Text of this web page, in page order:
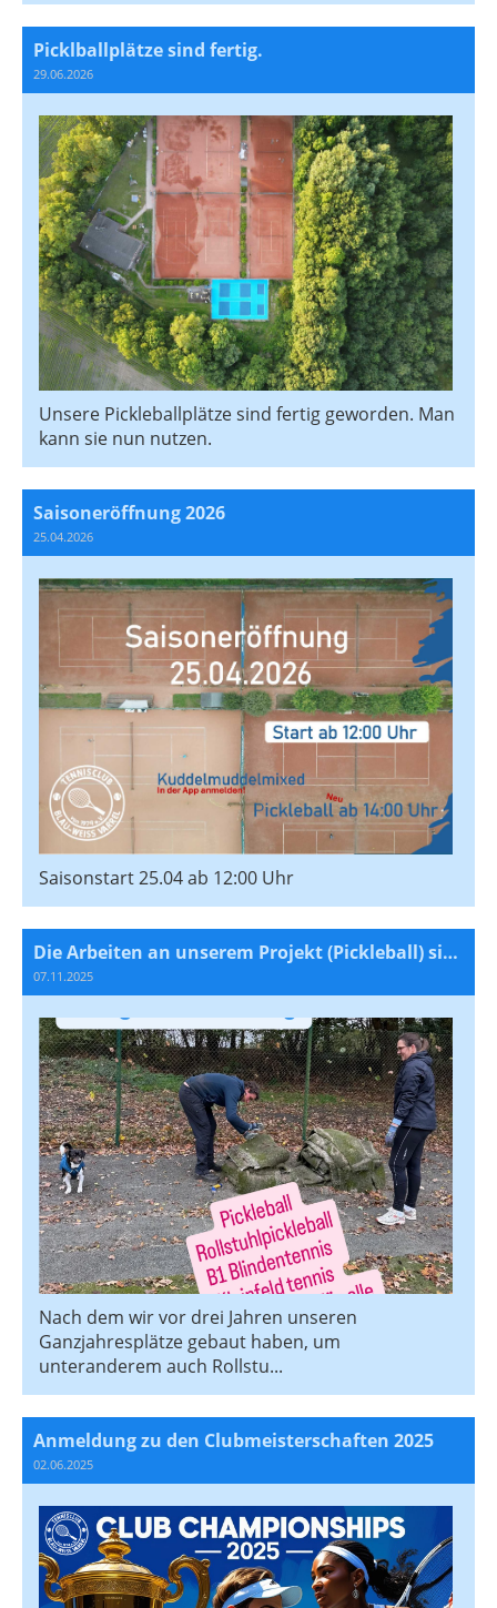
Picklballplätze sind fertig.
29.06.2026
Unsere Pickleballplätze sind fertig geworden. Man
kann sie nun nutzen.
Saisoneröffnung 2026
25.04.2026
Saisonstart 25.04 ab 12:00 Uhr
Die Arbeiten an unserem Projekt (Pickleball) sind gestartet.
07.11.2025
Nach dem wir vor drei Jahren unseren
Ganzjahresplätze gebaut haben, um
unteranderem auch Rollstu...
Anmeldung zu den Clubmeisterschaften 2025
02.06.2025